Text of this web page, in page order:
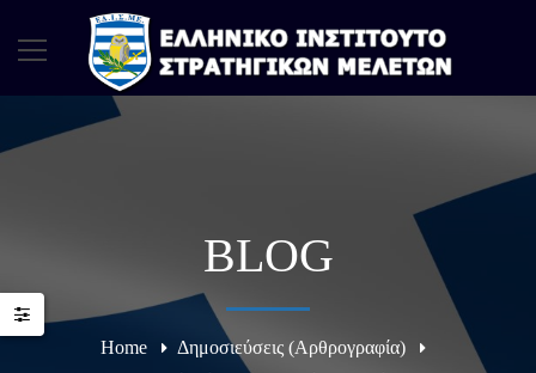
BLOG
Home
Δημοσιεύσεις (Αρθρογραφία)